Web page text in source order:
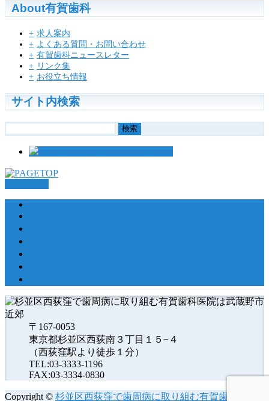
About有賀歯科
求人案内
よくある質問・お問い合わせ
有賀歯科ニュースレター
リンク集
お役立ち情報
サイト内検索
〒167-0053
東京都杉並区西荻南３丁目１５−４
（西荻窪駅より徒歩１分）
TEL:03-3333-1196
FAX:03-3334-0830
Copyright © 杉並区西荻窪で歯周病に取り組む有賀歯科医院